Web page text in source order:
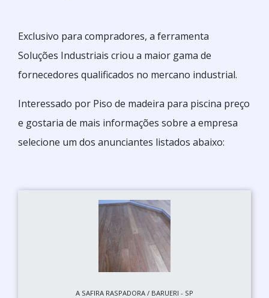
Exclusivo para compradores, a ferramenta
Soluções Industriais criou a maior gama de
fornecedores qualificados no mercano industrial.
Interessado por Piso de madeira para piscina preço
e gostaria de mais informações sobre a empresa
selecione um dos anunciantes listados abaixo:
A SAFIRA RASPADORA / BARUERI - SP